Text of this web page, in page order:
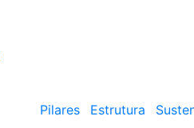
Pilares
Estrutura